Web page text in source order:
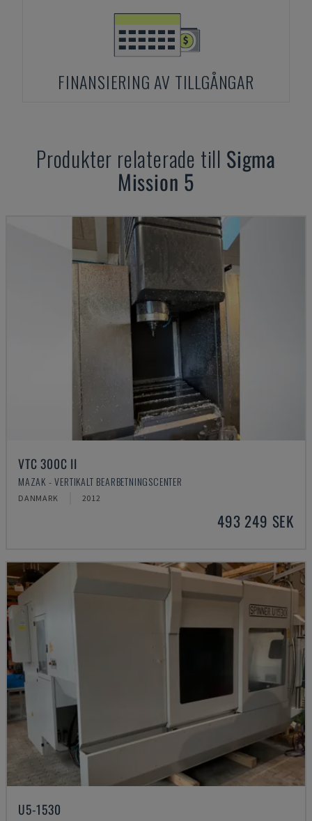
FINANSIERING AV TILLGÅNGAR
Produkter relaterade till Sigma
Mission 5
VTC 300C II
MAZAK - VERTIKALT BEARBETNINGSCENTER
DANMARK 2012
493 249 SEK
U5-1530